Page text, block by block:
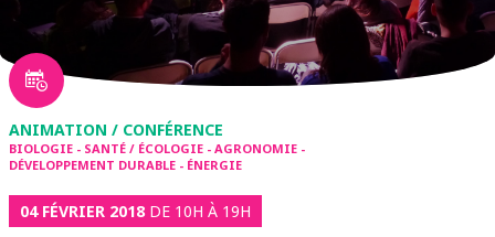
ANIMATION / CONFÉRENCE
BIOLOGIE - SANTÉ / ÉCOLOGIE - AGRONOMIE -
DÉVELOPPEMENT DURABLE - ÉNERGIE
04 FÉVRIER 2018DE 10H À 19H